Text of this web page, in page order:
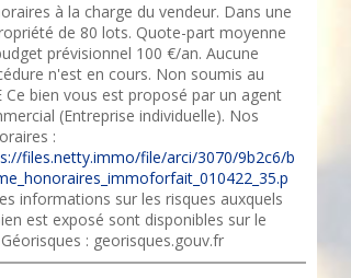
à la charge du vendeur. Dans une
de 80 lots. Quote-part moyenne
prévisionnel 100 €/an. Aucune
n'est en cours. Non soumis au
Ce bien vous est proposé par un agent
(Entreprise individuelle). Nos
:
files.netty.immo/file/arci/3070/9b2c6/b
informations sur les risques auxquels
est exposé sont disponibles sur le
: georisques.gouv.fr